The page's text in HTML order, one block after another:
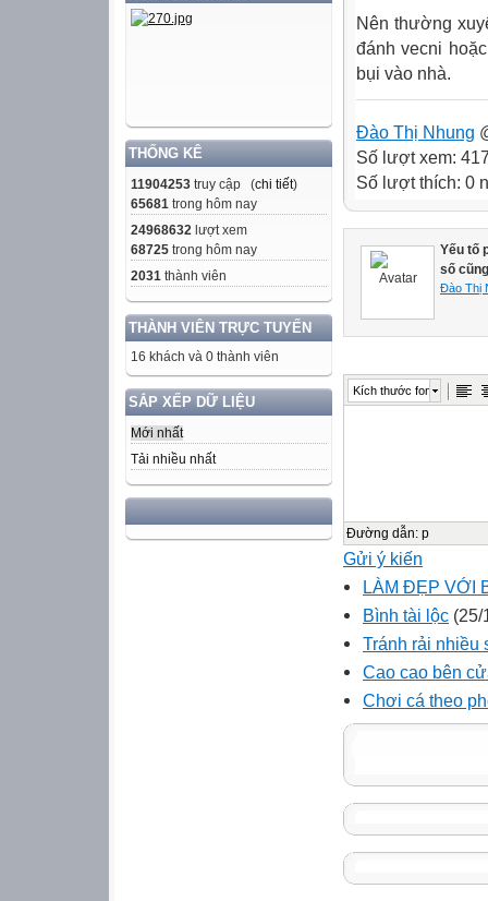
THỐNG KÊ
11904253 truy cập (chi tiết)
65681 trong hôm nay
24968632 lượt xem
68725 trong hôm nay
2031 thành viên
THÀNH VIÊN TRỰC TUYẾN
16 khách và 0 thành viên
SẮP XẾP DỮ LIỆU
Mới nhất
Tải nhiều nhất
Nên thường
đánh vecni
bụi vào nhà.
Đào Thị Nhung
Số lượt xem:
Số lượt thích: 0
Yếu tố
số
Đào Thị
Kích thước font
Đường dẫn: p
Gửi ý kiến
LÀM ĐẸP VỚI
Bình tài lộc (25/
Tránh rải nhiều
Cao cao bên
Chơi cá theo